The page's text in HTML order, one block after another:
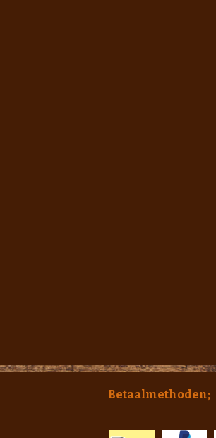
Betaalmethoden;